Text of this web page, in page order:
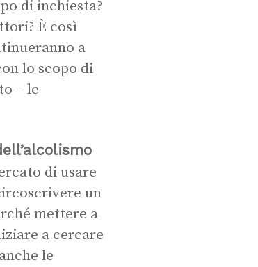
di inchiesta?
È così
a
lo scopo di
– le
di usare
un
mettere a
a cercare
le